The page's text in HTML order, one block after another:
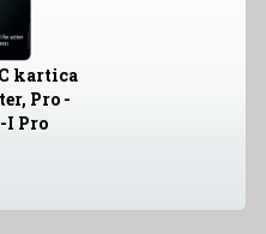
kartica
Pro -
I Pro